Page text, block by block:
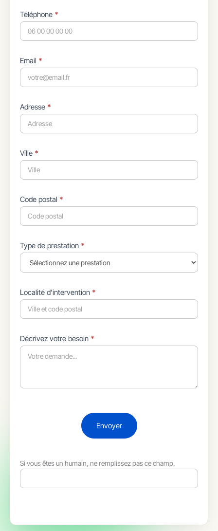
Téléphone *
Email *
Adresse *
Ville *
Code postal *
Type de prestation *
Localité d’intervention *
Décrivez votre besoin *
Envoyer
Si vous êtes un humain, ne remplissez pas ce champ.